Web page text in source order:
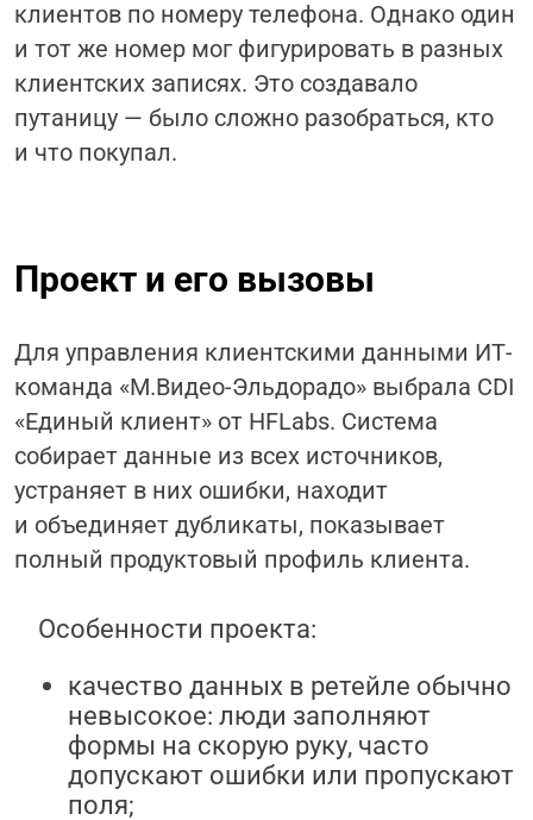
клиентов по номеру телефона. Однако один
и тот же номер мог фигурировать в разных
клиентских записях. Это создавало
путаницу — было сложно разобраться, кто
и что покупал.
Проект и его вызовы
Для управления клиентскими данными ИТ-
команда «М.Видео-Эльдорадо» выбрала CDI
«Единый клиент» от HFLabs. Система
собирает данные из всех источников,
устраняет в них ошибки, находит
и объединяет дубликаты, показывает
полный продуктовый профиль клиента.
Особенности проекта:
качество данных в ретейле обычно
невысокое: люди заполняют
формы на скорую руку, часто
допускают ошибки или пропускают
поля;